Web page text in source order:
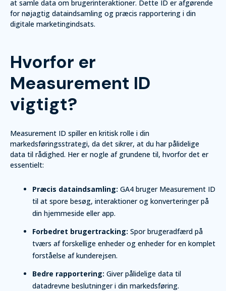
at samle data om brugerinteraktioner. Dette ID er afgørende
for nøjagtig dataindsamling og præcis rapportering i din
digitale marketingindsats.
Hvorfor er
Measurement ID
vigtigt?
Measurement ID spiller en kritisk rolle i din
markedsføringsstrategi, da det sikrer, at du har pålidelige
data til rådighed. Her er nogle af grundene til, hvorfor det er
essentielt:
Præcis dataindsamling: GA4 bruger Measurement ID
til at spore besøg, interaktioner og konverteringer på
din hjemmeside eller app.
Forbedret brugertracking: Spor brugeradfærd på
tværs af forskellige enheder og enheder for en komplet
forståelse af kunderejsen.
Bedre rapportering: Giver pålidelige data til
datadrevne beslutninger i din markedsføring.